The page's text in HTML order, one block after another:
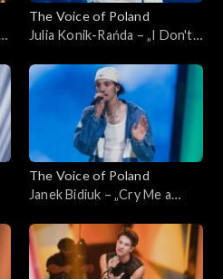
The Voice of Poland
Julia Konik-Rańda – „I Don't
Voice of Poland”,
Przesłuchania w ciemno, 28
września 2024
The Voice of Poland
Janek Bidiuk – „Cry Me a
Przesłuchania w ciemno, 28
września 2024